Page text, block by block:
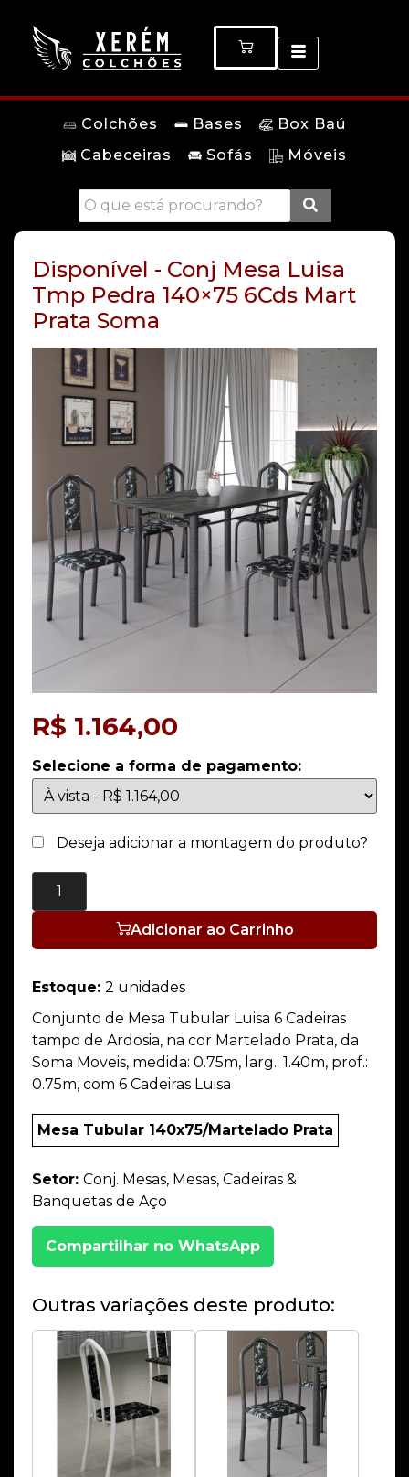
Colchões Bases
Box Baú
Cabeceiras
Sofás Móveis
Disponível - Conj Mesa Luisa
Tmp Pedra 140×75 6Cds Mart
Prata Soma
R$ 1.164,00
Selecione a forma de pagamento:
Deseja adicionar a montagem do produto?
Adicionar ao Carrinho
Estoque: 2 unidades
Conjunto de Mesa Tubular Luisa 6 Cadeiras
tampo de Ardosia, na cor Martelado Prata, da
Soma Moveis, medida: 0.75m, larg.: 1.40m, prof.:
0.75m, com 6 Cadeiras Luisa
Mesa Tubular 140x75/Martelado Prata
Setor: Conj. Mesas, Mesas, Cadeiras &
Banquetas de Aço
Compartilhar no WhatsApp
Outras variações deste produto: